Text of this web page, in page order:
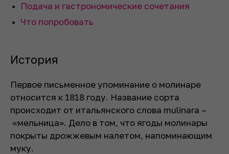
Подача и гастрономические сочетания
Что попробовать
История
Первое письменное упоминание о молинаре
относится к 1818 году. Название сорта
происходит от итальянского слова mulinara –
«мельница». Дело в том, что ягоды молинары
покрыты дрожжевым налетом, напоминающим
муку.